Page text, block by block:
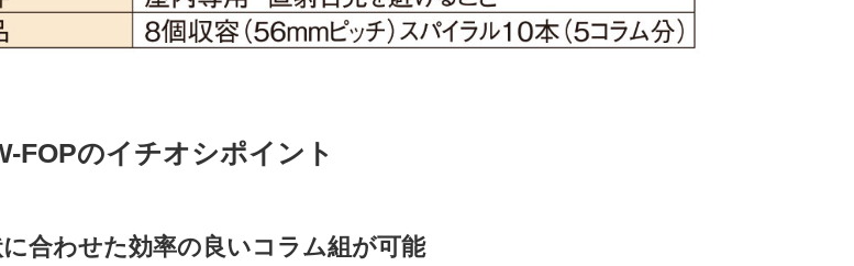
FOPのイチオシポイント
合わせた効率の良いコラム組が可能